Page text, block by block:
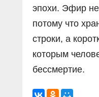
эпохи. Эфир
потому что
строки, а
которым
бессмертие.